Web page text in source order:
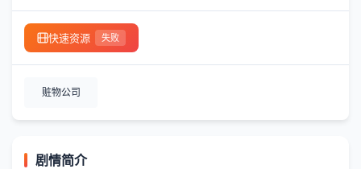
快速资源 失败
赃物公司
剧情简介